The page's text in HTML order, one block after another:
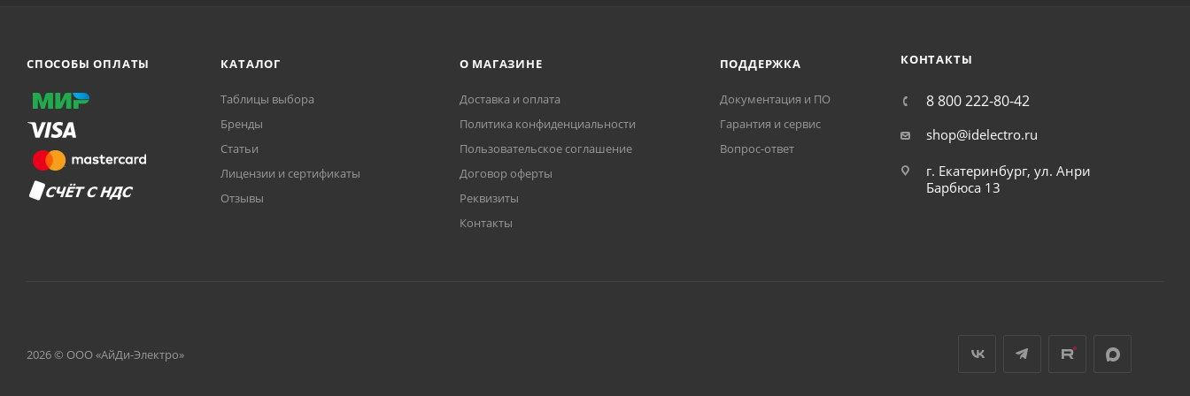
СПОСОБЫ ОПЛАТЫ КАТАЛОГ
Таблицы выбора
Бренды
Статьи
Лицензии и сертификаты
Отзывы
О МАГАЗИНЕ
Доставка и оплата
Политика конфиденциальности
Пользовательское соглашение
Договор оферты
Реквизиты
Контакты
ПОДДЕРЖКА
Документация и ПО
Гарантия и сервис
Вопрос-ответ
КОНТАКТЫ
8 800 222-80-42
shop@idelectro.ru
г. Екатеринбург, ул. Анри
Барбюса 13
2026 © ООО «АйДи-Электро»